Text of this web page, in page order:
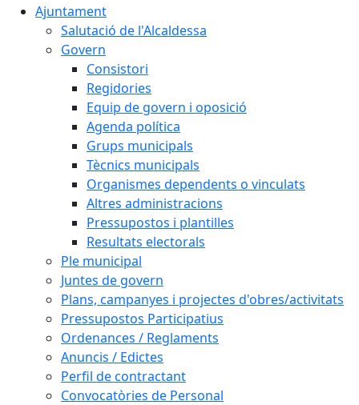
Ajuntament
Salutació de l'Alcaldessa
Govern
Consistori
Regidories
Equip de govern i oposició
Agenda política
Grups municipals
Tècnics municipals
Organismes dependents o vinculats
Altres administracions
Pressupostos i plantilles
Resultats electorals
Ple municipal
Juntes de govern
Plans, campanyes i projectes d'obres/activitats
Pressupostos Participatius
Ordenances / Reglaments
Anuncis / Edictes
Perfil de contractant
Convocatòries de Personal